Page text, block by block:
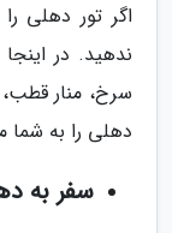
اگر تور دهلی
ندهید. در
سرخ، منار
دهلی را به شما
سفر به